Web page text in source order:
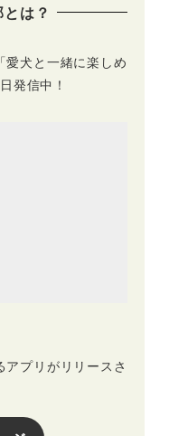
は？
愛犬と一緒に楽しめ
発信中！
プリがリリースさ